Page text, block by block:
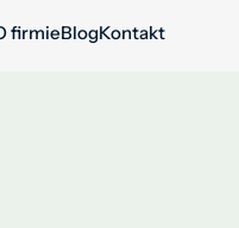
firmieBlogKontakt